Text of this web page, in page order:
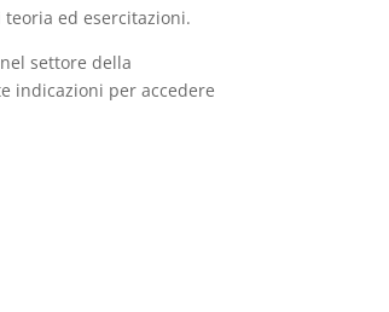
ed esercitazioni.
settore della
indicazioni per accedere